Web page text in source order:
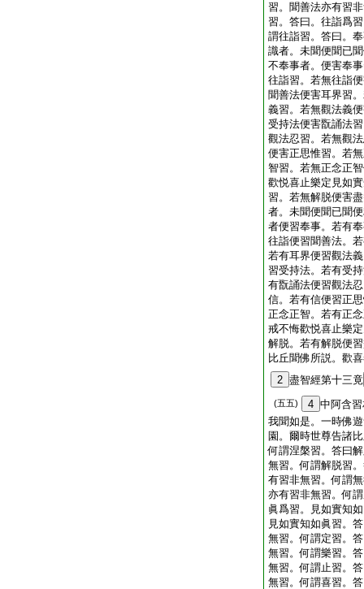
習。聞善法亦有習
習。答曰。往詣爲
謂往詣習。答曰。
識者。未聞便聞已
不奉事者。便害奉
往詣習。若無往詣
聞善法便害耳界習
義習。若無觀法義
受持法便害翫誦法
觀法忍習。若無觀
便害正思惟習。若
智習。若無正念正
歡悦喜止樂定見如
習。若無解脱便害
者。未聞便聞已聞
者便習奉事。若有
往詣便習聞善法。
若有耳界便習觀法
習受持法。若有受
有翫誦法便習觀法
信。若有信便習正
正念正智。若有正
戒不悔歡悦喜止樂
解脱。若有解脱便
比丘聞佛所説。歡
2 盡智經第十三竟
(五五) 4 中阿含
我聞如是。一時佛
園。爾時世尊告諸
何謂涅槃習。答曰
無習。何謂解脱習
有習非無習。何謂
亦有習非無習。何
眞爲習。見如實知
見如實知如眞習。
無習。何謂定習。
無習。何謂樂習。
無習。何謂止習。
無習。何謂喜習。